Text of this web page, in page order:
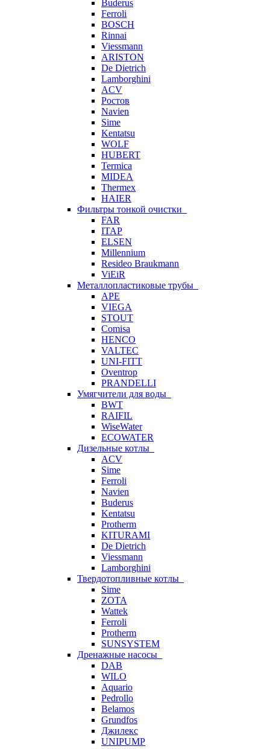
Buderus
Ferroli
BOSCH
Rinnai
Viessmann
ARISTON
De Dietrich
Lamborghini
ACV
Ростов
Navien
Sime
Kentatsu
WOLF
HUBERT
Termica
MIDEA
Thermex
HAIER
Фильтры тонкой очистки
FAR
ITAP
ELSEN
Millennium
Resideo Braukmann
ViEiR
Металлопластиковые трубы
APE
VIEGA
STOUT
Comisa
HENCO
VALTEC
UNI-FITT
Oventrop
PRANDELLI
Умягчители для воды
BWT
RAIFIL
WiseWater
ECOWATER
Дизельные котлы
ACV
Sime
Ferroli
Navien
Buderus
Kentatsu
Protherm
KITURAMI
De Dietrich
Viessmann
Lamborghini
Твердотопливные котлы
Sime
ZOTA
Wattek
Ferroli
Protherm
SUNSYSTEM
Дренажные насосы
DAB
WILO
Aquario
Pedrollo
Belamos
Grundfos
Джилекс
UNIPUMP